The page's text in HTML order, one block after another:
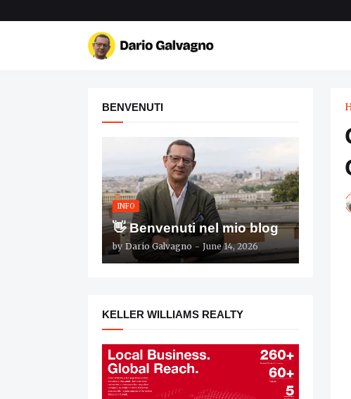
BENVENUTI
INFO
👋 Benvenuti nel mio blog
by Dario Galvagno - June 14, 2026
KELLER WILLIAMS REALTY